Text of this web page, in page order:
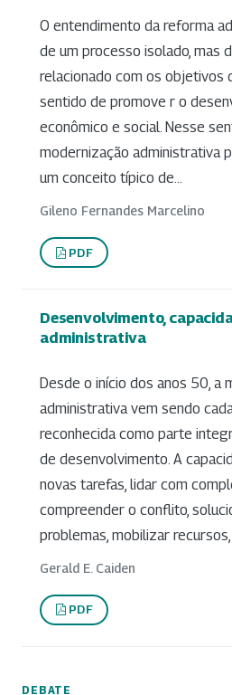
O entendimento da reforma
de um processo isolado, mas
relacionado com os objetivos
sentido de promove r o
econômico e social. Nesse
modernização administrativa
um conceito típico de...
Gileno Fernandes Marcelino
PDF
Desenvolvimento,
administrativa
Desde o início dos anos 50, a
administrativa vem sendo
reconhecida como parte
de desenvolvimento. A
novas tarefas, lidar com
compreender o conflito,
problemas, mobilizar recursos,
Gerald E. Caiden
PDF
DEBATE